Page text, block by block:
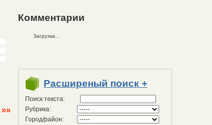
»»
Комментарии
Загрузка...
Расширеный поиск +
Поиск текста:
Рубрика:
Город/район: